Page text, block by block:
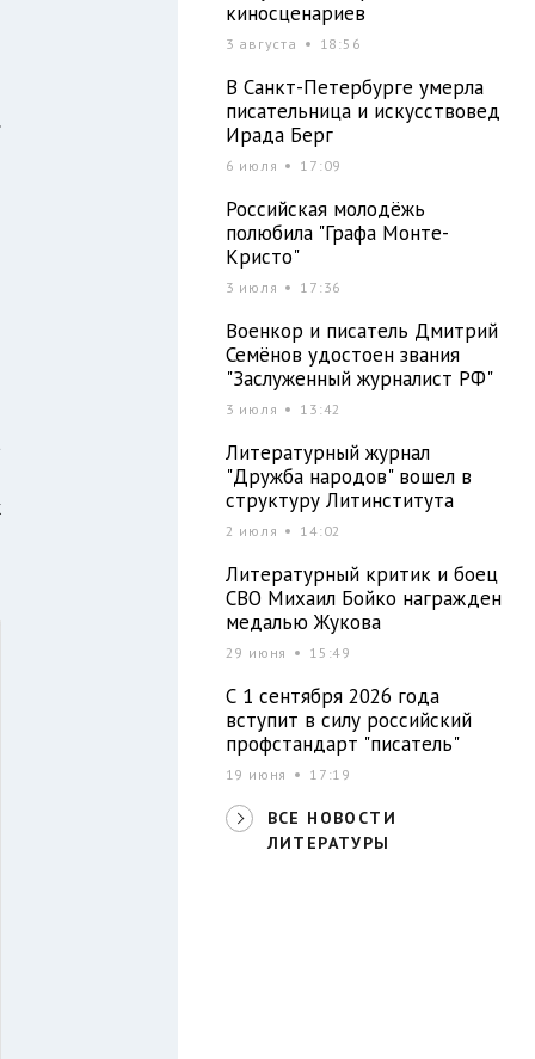
киносценариев
3 августа 18:56
В Санкт-Петербурге умерла
писательница и искусствовед
Ирада Берг
6 июля 17:09
Российская молодёжь
полюбила "Графа Монте-
Кристо"
3 июля 17:36
Военкор и писатель Дмитрий
Семёнов удостоен звания
"Заслуженный журналист РФ"
3 июля 13:42
Литературный журнал
"Дружба народов" вошел в
структуру Литинститута
2 июля 14:02
Литературный критик и боец
СВО Михаил Бойко награжден
медалью Жукова
29 июня 15:49
С 1 сентября 2026 года
вступит в силу российский
профстандарт "писатель"
19 июня 17:19
ВСЕ НОВОСТИ
ЛИТЕРАТУРЫ